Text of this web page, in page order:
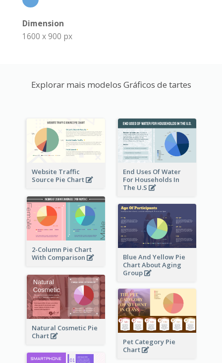
Dimension
1600 x 900 px
Explorar mais modelos Gráficos de tartes
Website Traffic
Source Pie Chart
End Uses Of Water
For Households In
The U.S
2-Column Pie Chart
With Comparison
Blue And Yellow Pie
Chart About Aging
Group
Natural Cosmetic Pie
Chart
Pet Category Pie
Chart